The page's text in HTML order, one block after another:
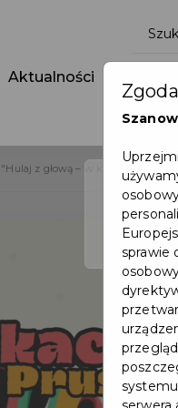
Aktualności
"Hulaj z głową – w kasku", czyli
sprawie